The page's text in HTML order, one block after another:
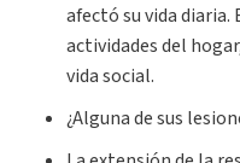
afectó su vida
actividades del
vida social.
¿Alguna de sus